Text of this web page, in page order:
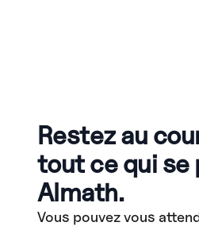
Restez au
tout ce qui se
Almath.
Vous pouvez vous